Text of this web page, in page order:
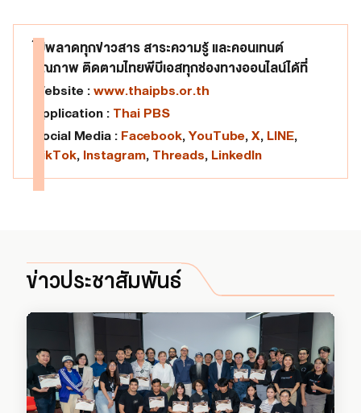
ไม่พลาดทุกข่าวสาร สาระความรู้ และคอนเทนต์
คุณภาพ ติดตามไทยพีบีเอสทุกช่องทางออนไลน์ได้ที่
Website : www.thaipbs.or.th
Application : Thai PBS
Social Media : Facebook, YouTube, X, LINE,
TikTok, Instagram, Threads, LinkedIn
ข่าวประชาสัมพันธ์